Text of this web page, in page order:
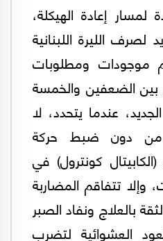
إعادة الهيكلة،
الليرة اللبنانية
ومطلوبات
بين الضعفين والخمسة
عندما يتحدد، لا
من دون ضبط حركة
كونترول) في
تتفاقم المضاربة
بالعلاج ونفاد الصبر
العشوائية لتضرب